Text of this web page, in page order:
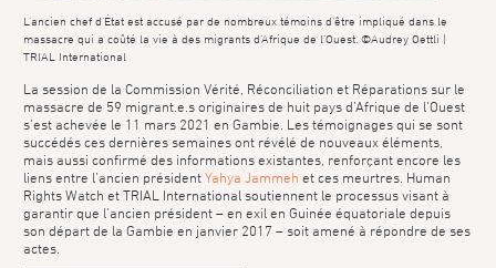
L’ancien chef d’État est accusé par de nombreux témoins d’être impliqué dans le
massacre qui a coûté la vie à des migrants d’Afrique de l’Ouest. ©Audrey Oettli |
TRIAL International
La session de la Commission Vérité, Réconciliation et Réparations sur le
massacre de 59 migrant.e.s originaires de huit pays d’Afrique de l’Ouest
s’est achevée le 11 mars 2021 en Gambie. Les témoignages qui se sont
succédés ces dernières semaines ont révélé de nouveaux éléments,
mais aussi confirmé des informations existantes, renforçant encore les
liens entre l’ancien présidentYahya Jammeh et ces meurtres. Human
Rights Watch et TRIAL International soutiennent le processus visant à
garantir que l’ancien président – en exil en Guinée équatoriale depuis
son départ de la Gambie en janvier 2017 – soit amené à répondre de ses
actes.